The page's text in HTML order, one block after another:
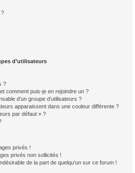
?
d’utilisateurs
?
comment puis-je en rejoindre un ?
d’un groupe d’utilisateurs ?
apparaissent dans une couleur différente ?
par défaut » ?
privés !
privés non sollicités !
de la part de quelqu’un sur ce forum !